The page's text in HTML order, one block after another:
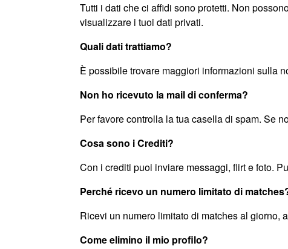
Tutti i dati che ci affidi sono protetti. Non
visualizzare i tuoi dati privati.
Quali dati trattiamo?
È possibile trovare maggiori informazioni sulla
Non ho ricevuto la mail di conferma?
Per favore controlla la tua casella di spam. Se
Cosa sono i Crediti?
Con i crediti puoi inviare messaggi, flirt e foto.
Perché ricevo un numero limitato di
Ricevi un numero limitato di matches al giorno,
Come elimino il mio profilo?